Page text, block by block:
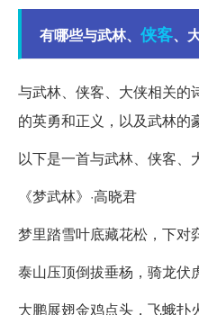
有哪些与武林、 侠客、
与武林、侠客、大侠相关的
的英勇和正义，以及武林的
以下是一首与武林、侠客、
《梦武林》·高晓君
梦里踏雪叶底藏花松，下对
泰山压顶倒拔垂杨，骑龙伏
大鹏展翅金鸡点头，飞蛾扑